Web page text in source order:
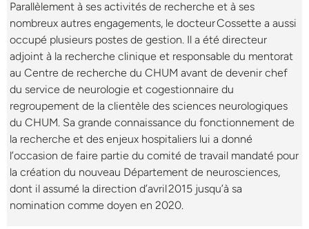
Parallèlement à ses activités de recherche et à ses
nombreux autres engagements, le docteur Cossette a aussi
occupé plusieurs postes de gestion. Il a été directeur
adjoint à la recherche clinique et responsable du mentorat
au Centre de recherche du CHUM avant de devenir chef
du service de neurologie et cogestionnaire du
regroupement de la clientèle des sciences neurologiques
du CHUM. Sa grande connaissance du fonctionnement de
la recherche et des enjeux hospitaliers lui a donné
l’occasion de faire partie du comité de travail mandaté pour
la création du nouveau Département de neurosciences,
dont il assumé la direction d’avril 2015 jusqu’à sa
nomination comme doyen en 2020.